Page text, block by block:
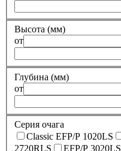
Высота (мм)
от
Глубина (мм)
от
Серия очага
Classic EFP/P 1020LS
2720RLS
EFP/P 3020LS